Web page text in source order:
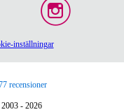
inställningar
recensioner
- 2026